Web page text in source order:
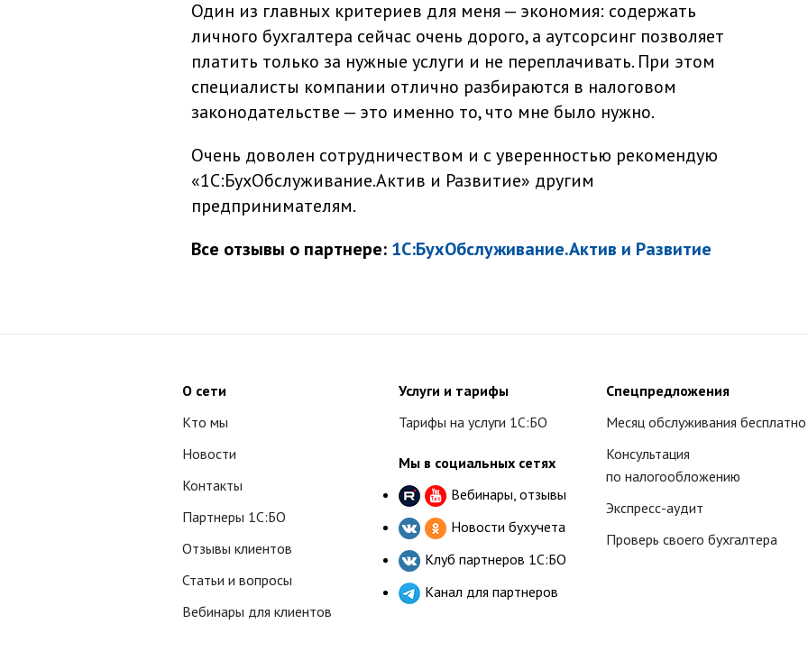
Один из главных критериев для меня — экономия: содержать
личного бухгалтера сейчас очень дорого, а аутсорсинг позволяет
платить только за нужные услуги и не переплачивать. При этом
специалисты компании отлично разбираются в налоговом
законодательстве — это именно то, что мне было нужно.
Очень доволен сотрудничеством и с уверенностью рекомендую
«1С:БухОбслуживание.Актив и Развитие» другим
предпринимателям.
Все отзывы о партнере: 1С:БухОбслуживание.Актив и Развитие
О сети
Кто мы
Новости
Контакты
Партнеры 1С:БО
Отзывы клиентов
Статьи и вопросы
Вебинары для клиентов
Услуги и тарифы
Тарифы на услуги 1С:БО
Мы в социальных сетях
Вебинары, отзывы
Новости бухучета
Клуб партнеров 1С:БО
Канал для партнеров
Спецпредложения
Месяц обслуживания бесплатно
Консультация
по налогообложению
Экспресс-аудит
Проверь своего бухгалтера